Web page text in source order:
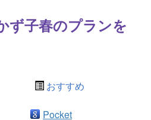
ず子春のプランを
おすすめ
Pocket